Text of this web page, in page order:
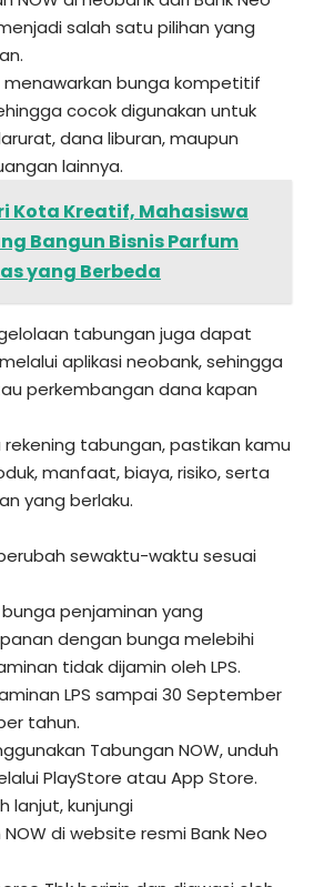
salah satu pilihan yang
menawarkan bunga kompetitif
cocok digunakan untuk
dana liburan, maupun
lainnya.
Kota Kreatif, Mahasiswa
Bangun Bisnis Parfum
yang Berbeda
tabungan juga dapat
aplikasi neobank, sehingga
perkembangan dana kapan
tabungan, pastikan kamu
manfaat, biaya, risiko, serta
yang berlaku.
sewaktu-waktu sesuai
penjaminan yang
dengan bunga melebihi
tidak dijamin oleh LPS.
LPS sampai 30 September
tahun.
Tabungan NOW, unduh
PlayStore atau App Store.
lanjut, kunjungi
di website resmiBank Neo